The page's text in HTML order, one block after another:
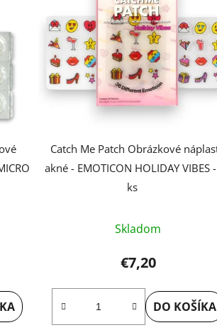
Catch Me Patch Obrázkové
akné - EMOTICON HOLIDAY VIBES
ks
Skladom
€7,20
DO KOŠÍKA